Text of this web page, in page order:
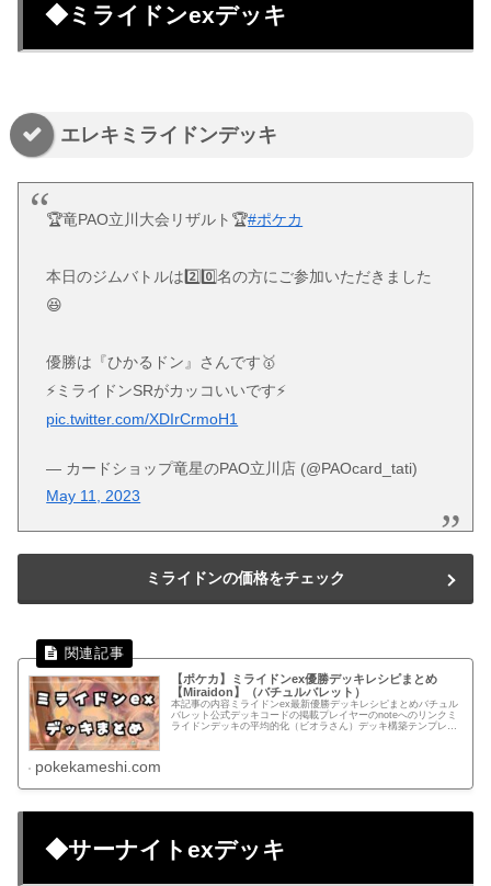
◆ミライドンexデッキ
エレキミライドンデッキ
🏆竜PAO立川大会リザルト🏆#ポケカ
本日のジムバトルは2️⃣0️⃣名の方にご参加いただきました
😆
優勝は『ひかるドン』さんです🥇
⚡️ミライドンSRがカッコいいです⚡️
pic.twitter.com/XDIrCrmoH1
— カードショップ竜星のPAO立川店 (@PAOcard_tati)
May 11, 2023
ミライドンの価格をチェック
【ポケカ】ミライドンex優勝デッキレシピまとめ
【Miraidon】（バチュルバレット）
本記事の内容ミライドンex最新優勝デッキレシピまとめバチュル
バレット公式デッキコードの掲載プレイヤーのnoteへのリンクミ
ライドンデッキの平均的化（ビオラさん）デッキ構築テンプレー
pokekameshi.com
◆サーナイトexデッキ